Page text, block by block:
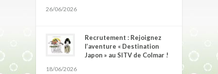
26/06/2026
Recrutement : Rejoignez
l’aventure « Destination
Japon » au SITV de Colmar !
18/06/2026